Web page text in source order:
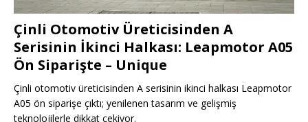
Çinli Otomotiv Üreticisinden A
Serisinin İkinci Halkası: Leapmotor A05
Ön Siparişte – Unique
Çinli otomotiv üreticisinden A serisinin ikinci halkası Leapmotor
A05 ön siparişe çıktı; yenilenen tasarım ve gelişmiş
teknolojilerle dikkat çekiyor.